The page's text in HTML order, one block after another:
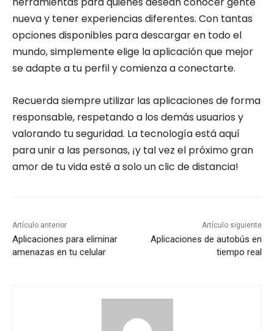
nueva y tener experiencias diferentes. Con tantas
opciones disponibles para descargar en todo el
mundo, simplemente elige la aplicación que mejor
se adapte a tu perfil y comienza a conectarte.
Recuerda siempre utilizar las aplicaciones de forma
responsable, respetando a los demás usuarios y
valorando tu seguridad. La tecnología está aquí
para unir a las personas, ¡y tal vez el próximo gran
amor de tu vida esté a solo un clic de distancia!
Artículo anterior
Aplicaciones para eliminar
amenazas en tu celular
Artículo siguiente
Aplicaciones de autobús en
tiempo real